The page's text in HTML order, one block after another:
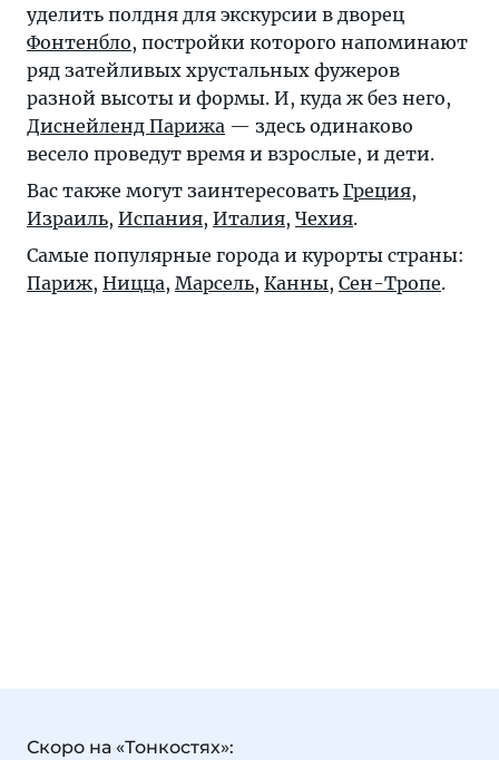
уделить полдня для экскурсии в дворец
Фонтенбло, постройки которого напоминают
ряд затейливых хрустальных фужеров
разной высоты и формы. И, куда ж без него,
Диснейленд Парижа — здесь одинаково
весело проведут время и взрослые, и дети.
Вас также могут заинтересовать Греция,
Израиль, Испания, Италия, Чехия.
Самые популярные города и курорты страны:
Париж, Ницца, Марсель, Канны, Сен-Тропе.
Скоро на «Тонкостях»: